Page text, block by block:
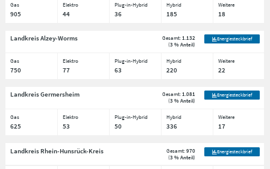
Gas Elektro Plug-in-Hybrid Hybrid Weitere
905 44 36 185 18
Landkreis Alzey-Worms Gesamt: 1.132
(3 % Anteil)
Energiesteckbrief
Gas Elektro Plug-in-Hybrid Hybrid Weitere
750 77 63 220 22
Landkreis Germersheim Gesamt:1.081
(3 % Anteil)
Energiesteckbrief
Gas Elektro Plug-in-Hybrid Hybrid Weitere
625 53 50 336 17
Landkreis Rhein-Hunsrück-Kreis Gesamt:970
(3 % Anteil)
Energiesteckbrief